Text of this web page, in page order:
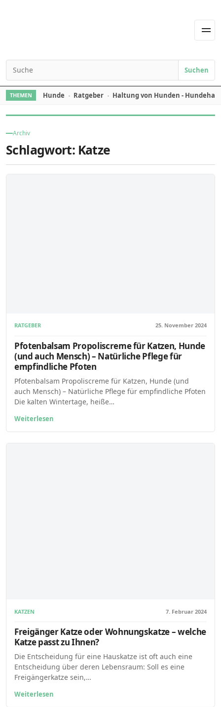
Search for:
Suchen
THEMEN Hunde Ratgeber Haltung von Hunden -
Archiv
Schlagwort: Katze
RATGEBER 25. November 2024
Pfotenbalsam Propoliscreme für Katzen, Hunde
(und auch Mensch) – Natürliche Pflege für
empfindliche Pfoten
Pfotenbalsam Propoliscreme für Katzen, Hunde (und
auch Mensch) – Natürliche Pflege für empfindliche Pfoten
Die kalten Wintertage, heiße…
Weiterlesen
KATZEN 7. Februar 2024
Freigänger Katze oder Wohnungskatze – welche
Katze passt zu Ihnen?
Die Entscheidung für eine Hauskatze ist oft auch eine
Entscheidung über deren Lebensraum: Soll es eine
Freigängerkatze sein,…
Weiterlesen